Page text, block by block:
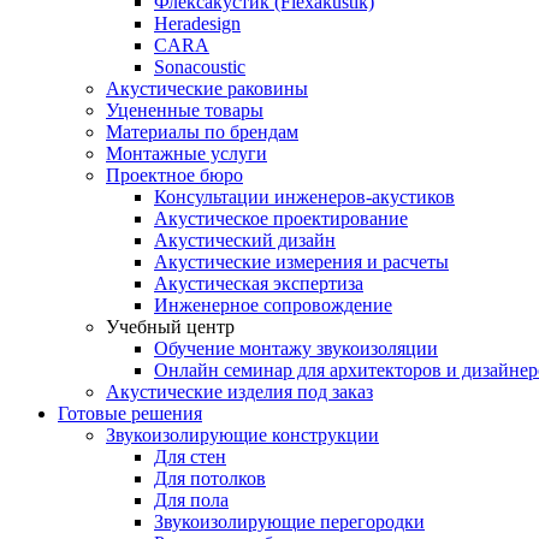
Heradesign
CARA
Sonacoustic
Акустические раковины
Уцененные товары
Материалы по брендам
Монтажные услуги
Проектное бюро
Консультации инженеров-акустиков
Акустическое проектирование
Акустический дизайн
Акустические измерения и расчеты
Акустическая экспертиза
Инженерное сопровождение
Учебный центр
Обучение монтажу звукоизоляции
Онлайн семинар для архитекторов и
Акустические изделия под заказ
Готовые решения
Звукоизолирующие конструкции
Для стен
Для потолков
Для пола
Звукоизолирующие перегородки